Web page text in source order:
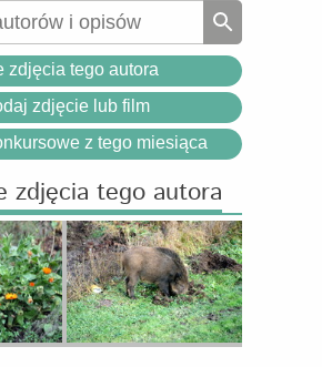
zdjęcia tego autora
zdjęcie lub film
z tego miesiąca
zdjęcia tego autora